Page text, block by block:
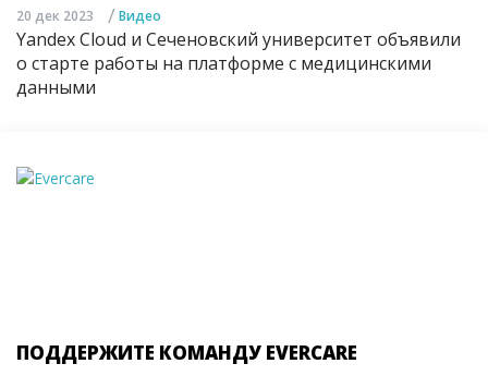
20 дек 2023 / Видео
Yandex Cloud и Сеченовский университет объявили
о старте работы на платформе с медицинскими
данными
ПОДДЕРЖИТЕ КОМАНДУ EVERCARE